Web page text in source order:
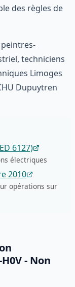
des règles de
techniciens
Limoges
Dupuytren
6127)
électriques
2010
opérations sur
- Non